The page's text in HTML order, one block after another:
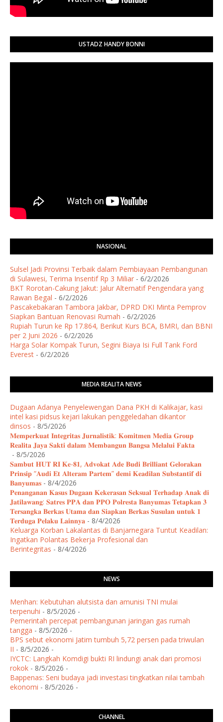
USTADZ HANDY BONNI
NASIONAL
Sulsel Jadi Provinsi Terbaik dalam Pembiayaan Pembangunan
di Sulawesi, Terima Insentif Rp 3 Miliar - 6/2/2026
BKT Rorotan-Cakung Jakut: Jalur Alternatif Pengendara yang
Rawan Begal - 6/2/2026
Pascakebakaran Tambora Jakbar, DPRD DKI Minta Pemprov
Siapkan Bantuan Renovasi Rumah - 6/2/2026
Rupiah Turun ke Rp 17.864, Berikut Kurs BCA, BMRI, dan BBNI
per 2 Juni 2026 - 6/2/2026
Harga Solar Kompak Turun, Segini Biaya Isi Full Tank Ford
Everest - 6/2/2026
MEDIA REALITA NEWS
Dugaan Adanya Penyelewengan Dana PKH di Kalikajar, kasi
intel kasi pidsus kejari lakukan penggeledahan dikantor
dinsos - 8/5/2026
𝐌𝐞𝐦𝐩𝐞𝐫𝐤𝐮𝐚𝐭 𝐈𝐧𝐭𝐞𝐠𝐫𝐢𝐭𝐚𝐬 𝐉𝐮𝐫𝐧𝐚𝐥𝐢𝐬𝐭𝐢𝐤: 𝐊𝐨𝐦𝐢𝐭𝐦𝐞𝐧 𝐌𝐞𝐝𝐢𝐚 𝐆𝐫𝐨𝐮𝐩
𝐑𝐞𝐚𝐥𝐢𝐭𝐚 𝐉𝐚𝐲𝐚 𝐒𝐚𝐤𝐭𝐢 𝐝𝐚𝐥𝐚𝐦 𝐌𝐞𝐦𝐛𝐚𝐧𝐠𝐮𝐧 𝐁𝐚𝐧𝐠𝐬𝐚 𝐌𝐞𝐥𝐚𝐥𝐮𝐢 𝐅𝐚𝐤𝐭𝐚 ​
- 8/5/2026
𝐒𝐚𝐦𝐛𝐮𝐭 𝐇𝐔𝐓 𝐑𝐈 𝐊𝐞-𝟖𝟏, 𝐀𝐝𝐯𝐨𝐤𝐚𝐭 𝐀𝐝𝐞 𝐁𝐮𝐝𝐢 𝐁𝐫𝐢𝐥𝐥𝐢𝐚𝐧𝐭 𝐆𝐞𝐥𝐨𝐫𝐚𝐤𝐚𝐧
𝐏𝐫𝐢𝐧𝐬𝐢𝐩 “𝐀𝐮𝐝𝐢 𝐄𝐭 𝐀𝐥𝐭𝐞𝐫𝐚𝐦 𝐏𝐚𝐫𝐭𝐞𝐦” 𝐝𝐞𝐦𝐢 𝐊𝐞𝐚𝐝𝐢𝐥𝐚𝐧 𝐒𝐮𝐛𝐬𝐭𝐚𝐧𝐭𝐢𝐟 𝐝𝐢
𝐁𝐚𝐧𝐲𝐮𝐦𝐚𝐬 - 8/4/2026
​𝐏𝐞𝐧𝐚𝐧𝐠𝐚𝐧𝐚𝐧 𝐊𝐚𝐬𝐮𝐬 𝐃𝐮𝐠𝐚𝐚𝐧 𝐊𝐞𝐤𝐞𝐫𝐚𝐬𝐚𝐧 𝐒𝐞𝐤𝐬𝐮𝐚𝐥 𝐓𝐞𝐫𝐡𝐚𝐝𝐚𝐩 𝐀𝐧𝐚𝐤 𝐝𝐢
𝐉𝐚𝐭𝐢𝐥𝐚𝐰𝐚𝐧𝐠: 𝐒𝐚𝐭𝐫𝐞𝐬 𝐏𝐏𝐀 𝐝𝐚𝐧 𝐏𝐏𝐎 𝐏𝐨𝐥𝐫𝐞𝐬𝐭𝐚 𝐁𝐚𝐧𝐲𝐮𝐦𝐚𝐬 𝐓𝐞𝐭𝐚𝐩𝐤𝐚𝐧 𝟑
𝐓𝐞𝐫𝐬𝐚𝐧𝐠𝐤𝐚 𝐁𝐞𝐫𝐤𝐚𝐬 𝐔𝐭𝐚𝐦𝐚 𝐝𝐚𝐧 𝐒𝐢𝐚𝐩𝐤𝐚𝐧 𝐁𝐞𝐫𝐤𝐚𝐬 𝐒𝐮𝐬𝐮𝐥𝐚𝐧 𝐮𝐧𝐭𝐮𝐤 𝟏
𝐓𝐞𝐫𝐝𝐮𝐠𝐚 𝐏𝐞𝐥𝐚𝐤𝐮 𝐋𝐚𝐢𝐧𝐧𝐲𝐚 - 8/4/2026
Keluarga Korban Lakalantas di Banjarnegara Tuntut Keadilan:
Ingatkan Polantas Bekerja Profesional dan
Berintegritas - 8/4/2026
NEWS
Menhan: Kebutuhan alutsista dan amunisi TNI mulai
terpenuhi - 8/5/2026 -
Pemerintah percepat pembangunan jaringan gas rumah
tangga - 8/5/2026 -
BPS sebut ekonomi Jatim tumbuh 5,72 persen pada triwulan
II - 8/5/2026 -
IYCTC: Langkah Komdigi bukti RI lindungi anak dari promosi
rokok - 8/5/2026 -
Bappenas: Seni budaya jadi investasi tingkatkan nilai tambah
ekonomi - 8/5/2026 -
CHANNEL